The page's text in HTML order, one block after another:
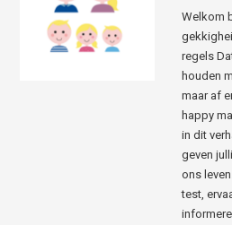
Welkom
regels
houden
maar af
happy
in dit
geven
ons
test,